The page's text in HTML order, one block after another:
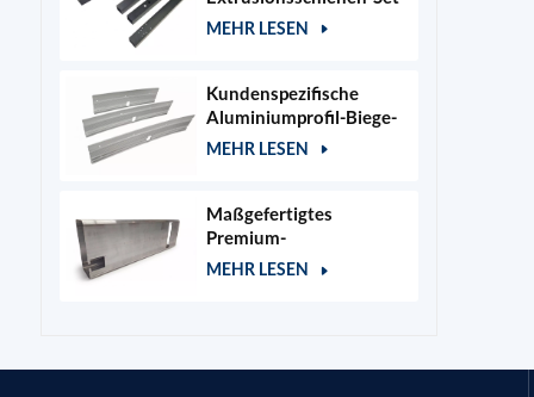
für 400x400mm
MEHR LESEN
Kundenspezifische
Aluminiumprofil-Biege-
und Stanzteile
MEHR LESEN
Maßgefertigtes
Premium-
Aluminiumgehäuse für
MEHR LESEN